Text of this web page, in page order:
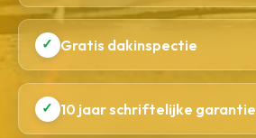
✓ Gratis dakinspectie
✓ 10 jaar schriftelijke garantie